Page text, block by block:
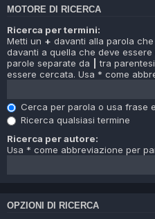
MOTORE DI RICERCA
Ricerca per termini:
Metti un + davanti alla parola
davanti a quella che deve
parole separate da
tra
essere cercata. Usa * come
Cerca per parola o usa frase
Ricerca qualsiasi termine
Ricerca per autore:
Usa * come abbreviazione per
OPZIONI DI RICERCA